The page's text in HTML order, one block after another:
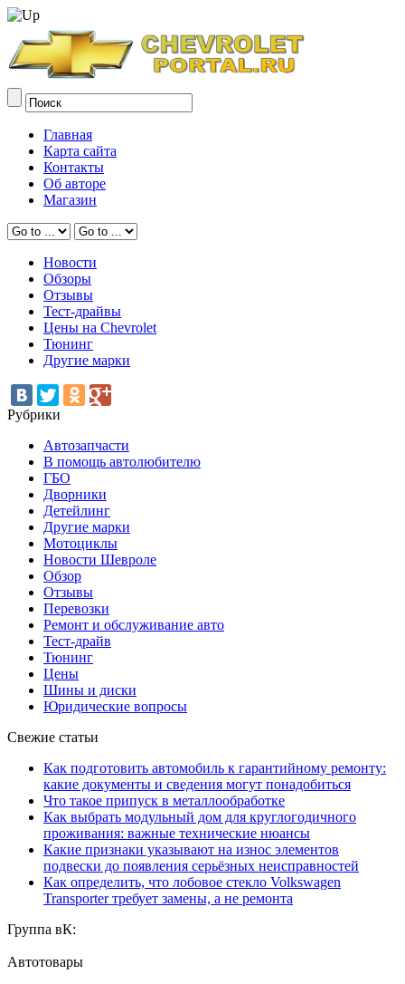
Главная
Карта сайта
Контакты
Об авторе
Магазин
Новости
Обзоры
Отзывы
Тест-драйвы
Цены на Chevrolet
Тюнинг
Другие марки
Рубрики
Автозапчасти
В помощь автолюбителю
ГБО
Дворники
Детейлинг
Другие марки
Мотоциклы
Новости Шевроле
Обзор
Отзывы
Перевозки
Ремонт и обслуживание авто
Тест-драйв
Тюнинг
Цены
Шины и диски
Юридические вопросы
Свежие статьи
Как подготовить автомобиль к гарантийному ремонту:
какие документы и сведения могут понадобиться
Что такое припуск в металлообработке
Как выбрать модульный дом для круглогодичного
проживания: важные технические нюансы
Какие признаки указывают на износ элементов
подвески до появления серьёзных неисправностей
Как определить, что лобовое стекло Volkswagen
Transporter требует замены, а не ремонта
Группа вК:
Автотовары